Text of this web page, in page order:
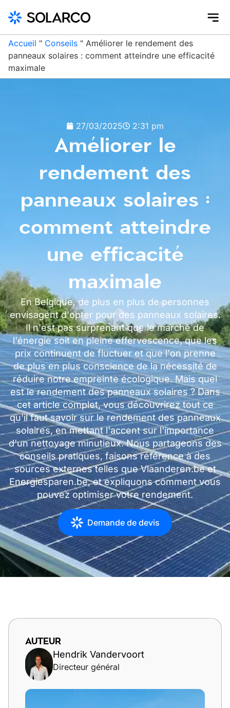
Accueil " Conseils " Améliorer le rendement des
panneaux solaires : comment atteindre une efficacité
maximale
27/03/2025 2:31 pm
Améliorer le
rendement des
panneaux solaires :
comment atteindre
une efficacité
maximale
En Belgique, de plus en plus de personnes
envisagent d'opter pour des panneaux solaires.
Il n'est pas surprenant que le marché de
l'énergie soit en pleine effervescence, que les
prix continuent de fluctuer et que l'on prenne
de plus en plus conscience de la nécessité de
réduire notre empreinte écologique. Mais quel
est le rendement des panneaux solaires ? Dans
cet article complet, vous découvrirez tout ce
qu'il faut savoir sur le rendement des panneaux
solaires, en mettant l'accent sur l'importance
d'un nettoyage minutieux. Nous partageons des
conseils pratiques, faisons référence à des
sources externes telles que Vlaanderen.be et
Energiesparen.be, et expliquons comment vous
pouvez optimiser votre rendement.
Demande de devis
AUTEUR
Hendrik Vandervoort
Directeur général